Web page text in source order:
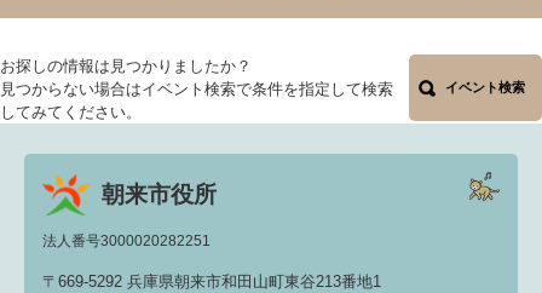
お探しの情報は見つかりましたか？
見つからない場合はイベント検索で条件を指定して検索
してみてください。
イベント検索
朝来市役所
法人番号3000020282251
〒669-5292 兵庫県朝来市和田山町東谷213番地1